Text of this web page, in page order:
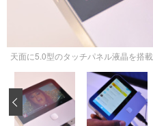
天面に5.0型のタッチパネル液晶を搭載
‹